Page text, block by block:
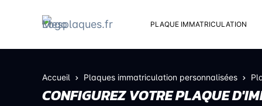
PLAQUE IMMATRICULATION
Kit
Accueil Plaques immatriculation personnalisées
CONFIGUREZ VOTRE PLAQUE